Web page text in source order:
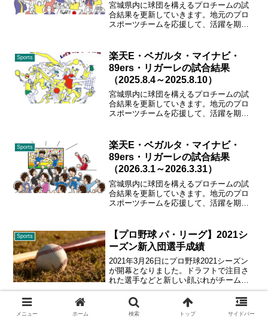
宮城県内に球団を構えるプロチームの試
合結果を更新していきます。地元のプロ
スポーツチームを応援して、活躍を期待
台！！
Sports
楽天E・ベガルタ・マイナビ・
89ers・リガーレの試合結果
（2025.8.4～2025.8.10）
宮城県内に球団を構えるプロチームの試
合結果を更新していきます。地元のプロ
スポーツチームを応援して、活躍を期待
台！！
Sports
楽天E・ベガルタ・マイナビ・
89ers・リガーレの試合結果
（2026.3.1～2026.3.31）
宮城県内に球団を構えるプロチームの試
合結果を更新していきます。地元のプロ
スポーツチームを応援して、活躍を期待
台！！
Sports
【プロ野球 パ・リーグ】2021シ
ーズン新入団選手成績
2021年3月26日にプロ野球2021シーズン
が開幕となりました。ドラフトで注目さ
れた選手などと新しい顔ぶれがチームの
主軸となることが期待されています。
2021シーズン、セ・リーグの球団に新し
く加入した選手の成績を更新していきま
すので、参考にしていただけますと幸い
Sports
楽天E・ベガルタ・マイナビ・
メニュー ホーム 検索 トップ サイドバー